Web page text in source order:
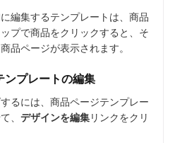
編集するテンプレートは、商品
プで商品をクリックすると、そ
品ページが表示されます。
ンプレートの編集
るには、商品ページテンプレー
、 デザインを編集リンクをクリ